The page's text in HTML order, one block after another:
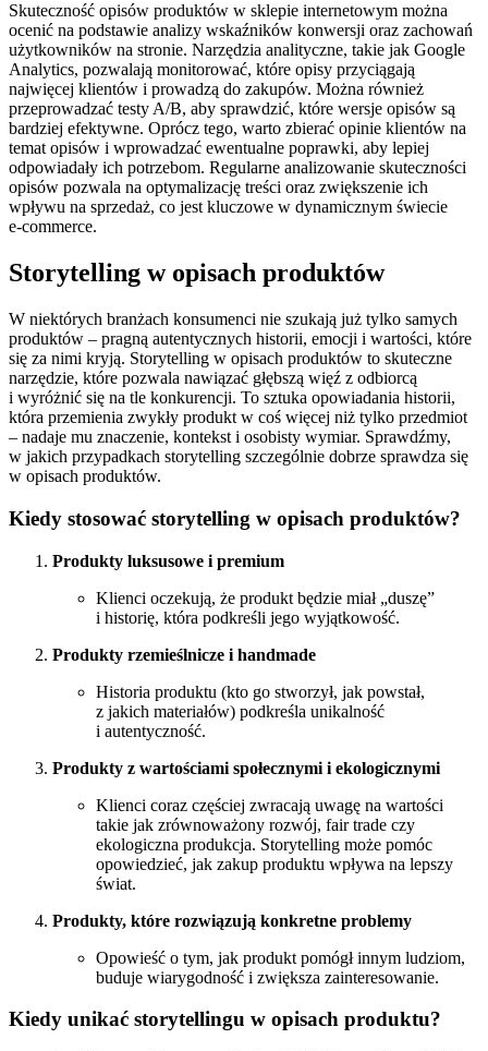
Skuteczność opisów produktów w sklepie internetowym można
ocenić na podstawie analizy wskaźników konwersji oraz zachowań
użytkowników na stronie. Narzędzia analityczne, takie jak Google
Analytics, pozwalają monitorować, które opisy przyciągają
najwięcej klientów i prowadzą do zakupów. Można również
przeprowadzać testy A/B, aby sprawdzić, które wersje opisów są
bardziej efektywne. Oprócz tego, warto zbierać opinie klientów na
temat opisów i wprowadzać ewentualne poprawki, aby lepiej
odpowiadały ich potrzebom. Regularne analizowanie skuteczności
opisów pozwala na optymalizację treści oraz zwiększenie ich
wpływu na sprzedaż, co jest kluczowe w dynamicznym świecie
e⁠‑commerce.
Storytelling w opisach produktów
W niektórych branżach konsumenci nie szukają już tylko samych
produktów – pragną autentycznych historii, emocji i wartości, które
się za nimi kryją. Storytelling w opisach produktów to skuteczne
narzędzie, które pozwala nawiązać głębszą więź z odbiorcą
i wyróżnić się na tle konkurencji. To sztuka opowiadania historii,
która przemienia zwykły produkt w coś więcej niż tylko przedmiot
– nadaje mu znaczenie, kontekst i osobisty wymiar. Sprawdźmy,
w jakich przypadkach storytelling szczególnie dobrze sprawdza się
w opisach produktów.
Kiedy stosować storytelling w opisach produktów?
Produkty luksusowe i premium
Klienci oczekują, że produkt będzie miał „duszę”
i historię, która podkreśli jego wyjątkowość.
Produkty rzemieślnicze i handmade
Historia produktu (kto go stworzył, jak powstał,
z jakich materiałów) podkreśla unikalność
i autentyczność.
Produkty z wartościami społecznymi i ekologicznymi
Klienci coraz częściej zwracają uwagę na wartości
takie jak zrównoważony rozwój, fair trade czy
ekologiczna produkcja. Storytelling może pomóc
opowiedzieć, jak zakup produktu wpływa na lepszy
świat.
Produkty, które rozwiązują konkretne problemy
Opowieść o tym, jak produkt pomógł innym ludziom,
buduje wiarygodność i zwiększa zainteresowanie.
Kiedy unikać storytellingu w opisach produktu?